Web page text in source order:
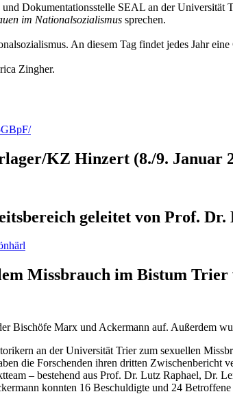
Dokumentationsstelle SEAL an der Universität
im Nationalsozialismus sprechen.
An diesem Tag findet jedes Jahr
Zingher.
KZ Hinzert (8./9. Januar
geleitet von Prof.
Missbrauch im Bistum Trier
Bischöfe Marx und Ackermann auf. Außerdem
an der Universität Trier zum sexuellen
die Forschenden ihren dritten
– bestehend aus Prof. Dr. Lutz Raphael,
konnten 16 Beschuldigte und 24